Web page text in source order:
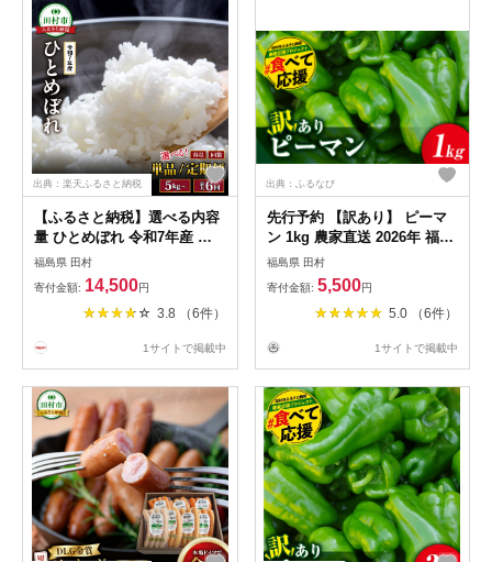
出典：楽天ふるさと納税
【ふるさと納税】選べる内容
量 ひとめぼれ 令和7年産 精
米 定期便 5kg 10kg 15kg
20kg 一等米 特A 選べるお届
け回数 2回～6回 米 お米 おこ
め こめ 福島県産 田村市 山吉
福島県 田村
寄付金額: 14,500円
3.8 （6件）
1サイトで掲載中
出典：ふるなび
先行予約 【訳あり】 ピーマ
ン 1kg 農家直送 2026年 福島
県 田村市
福島県 田村
寄付金額: 5,500円
5.0 （6件）
1サイトで掲載中